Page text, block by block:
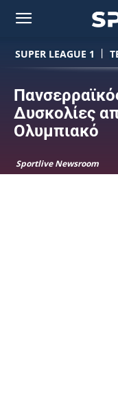
SUPER LEAGUE 1
Δυσκολίες
Ολυμπιακό
Sportlive Newsroom